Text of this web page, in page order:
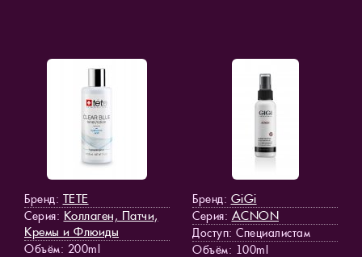
Бренд: TETE
Серия: Коллаген, Патчи,
Кремы и Флюиды
Объём: 200ml
Бренд: GiGi
Серия: ACNON
Доступ: Специалистам
Объём: 100ml